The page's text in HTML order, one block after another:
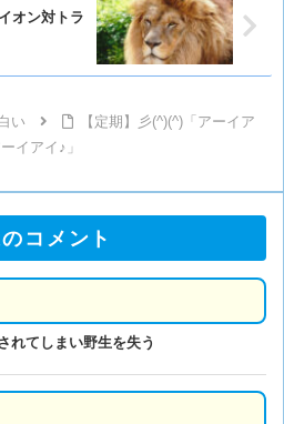
オン対トラ
い
【定期】彡(^)(^)「アーイア
イアイ♪」
コメント
れてしまい野生を失う